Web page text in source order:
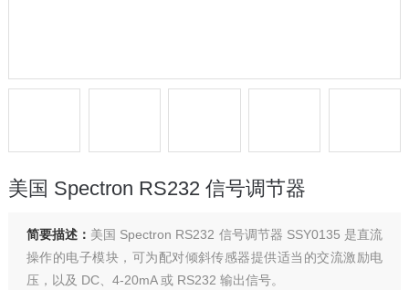
美国 Spectron RS232 信号调节器
简要描述： 美国 Spectron RS232 信号调节器 SSY0135 是直流
操作的电子模块，可为配对倾斜传感器提供适当的交流激励电
压，以及 DC、4-20mA 或 RS232 输出信号。